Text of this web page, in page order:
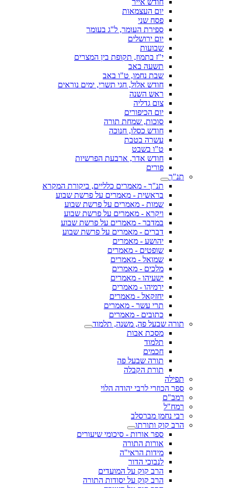
חודש אייר
יום העצמאות
פסח שני
ספירת העומר, ל"ג בעומר
יום ירושלים
שבועות
י"ז בתמוז, תקופת בין המצרים
תשעה באב
שבת נחמו, ט"ו באב
חודש אלול, חגי תשרי, ימים נוראים
ראש השנה
צום גדליה
יום הכיפורים
סוכות, שמחת תורה
חודש כסלו, חנוכה
עשרה בטבת
ט"ו בשבט
חודש אדר, ארבעת הפרשיות
פורים
תנ"ך
תנ"ך - מאמרים כלליים, ביקורת המקרא
בראשית - מאמרים על פרשת שבוע
שמות - מאמרים על פרשת שבוע
ויקרא - מאמרים על פרשת שבוע
במדבר - מאמרים על פרשת שבוע
דברים - מאמרים על פרשת שבוע
יהושע - מאמרים
שופטים - מאמרים
שמואל - מאמרים
מלכים - מאמרים
ישעיהו - מאמרים
ירמיהו - מאמרים
יחזקאל - מאמרים
תרי עשר - מאמרים
כתובים - מאמרים
תורה שבעל פה, משנה, תלמוד
מסכת אבות
תלמוד
חכמים
תורה שבעל פה
תורת הקבלה
תפילה
ספר הכוזרי לרבי יהודה הלוי
רמב"ם
רמח"ל
רבי נחמן מברסלב
הרב קוק ותורתו
ספר אורות - סיכומי שיעורים
אורות התורה
מידות הראי"ה
לנבוכי הדור
הרב קוק על המועדים
הרב קוק על יסודות התורה